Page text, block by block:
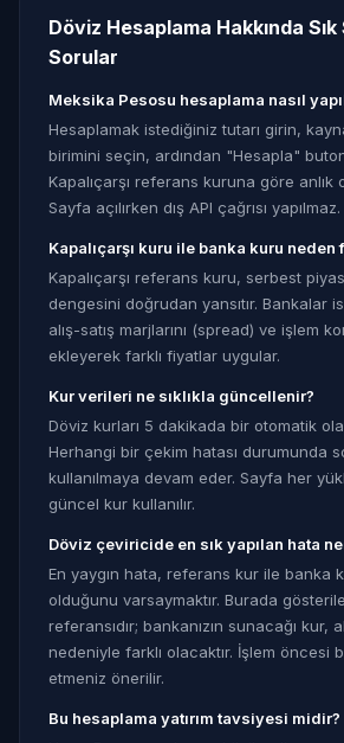
Döviz Hesaplama Hakkında
Sorular
Meksika Pesosu hesaplama nasıl
Hesaplamak istediğiniz tutarı girin,
birimini seçin, ardından "Hesapla"
Kapalıçarşı referans kuruna göre anlık
Sayfa açılırken dış API çağrısı yapılmaz.
Kapalıçarşı kuru ile banka kuru neden
Kapalıçarşı referans kuru, serbest
dengesini doğrudan yansıtır. Bankalar
alış-satış marjlarını (spread) ve işlem
ekleyerek farklı fiyatlar uygular.
Kur verileri ne sıklıkla güncellenir?
Döviz kurları 5 dakikada bir otomatik
Herhangi bir çekim hatası durumunda
kullanılmaya devam eder. Sayfa her
güncel kur kullanılır.
Döviz çeviricide en sık yapılan hata
En yaygın hata, referans kur ile banka
olduğunu varsaymaktır. Burada
referansıdır; bankanızın sunacağı kur,
nedeniyle farklı olacaktır. İşlem öncesi
etmeniz önerilir.
Bu hesaplama yatırım tavsiyesi midir?